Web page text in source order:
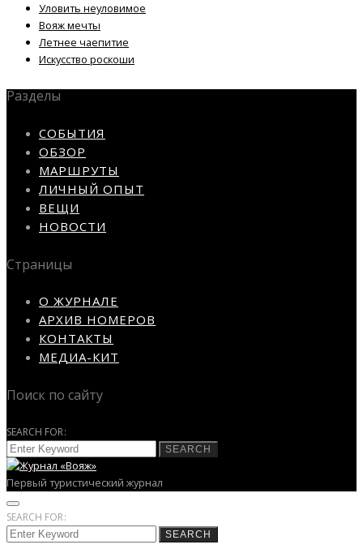
Уловить неуловимое
Вояж мечты
Летнее чаепитие
Искусство роскоши
Разделы
СОБЫТИЯ
ОБЗОР
МАРШРУТЫ
ЛИЧНЫЙ ОПЫТ
ВЕЩИ
НОВОСТИ
Страницы
О ЖУРНАЛЕ
АРХИВ НОМЕРОВ
КОНТАКТЫ
МЕДИА-КИТ
Поиск по сайту
SEARCH FOR:
SEARCH
Первый туристический журнал
SEARCH FOR:
SEARCH